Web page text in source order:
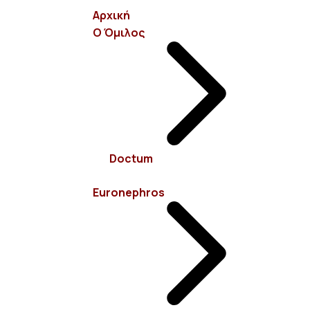
Αρχική
Ο Όμιλος
Doctum
Euronephros
Σεβαστουπόλεως 15, 11526 Αμπελόκηποι - Αθήνα